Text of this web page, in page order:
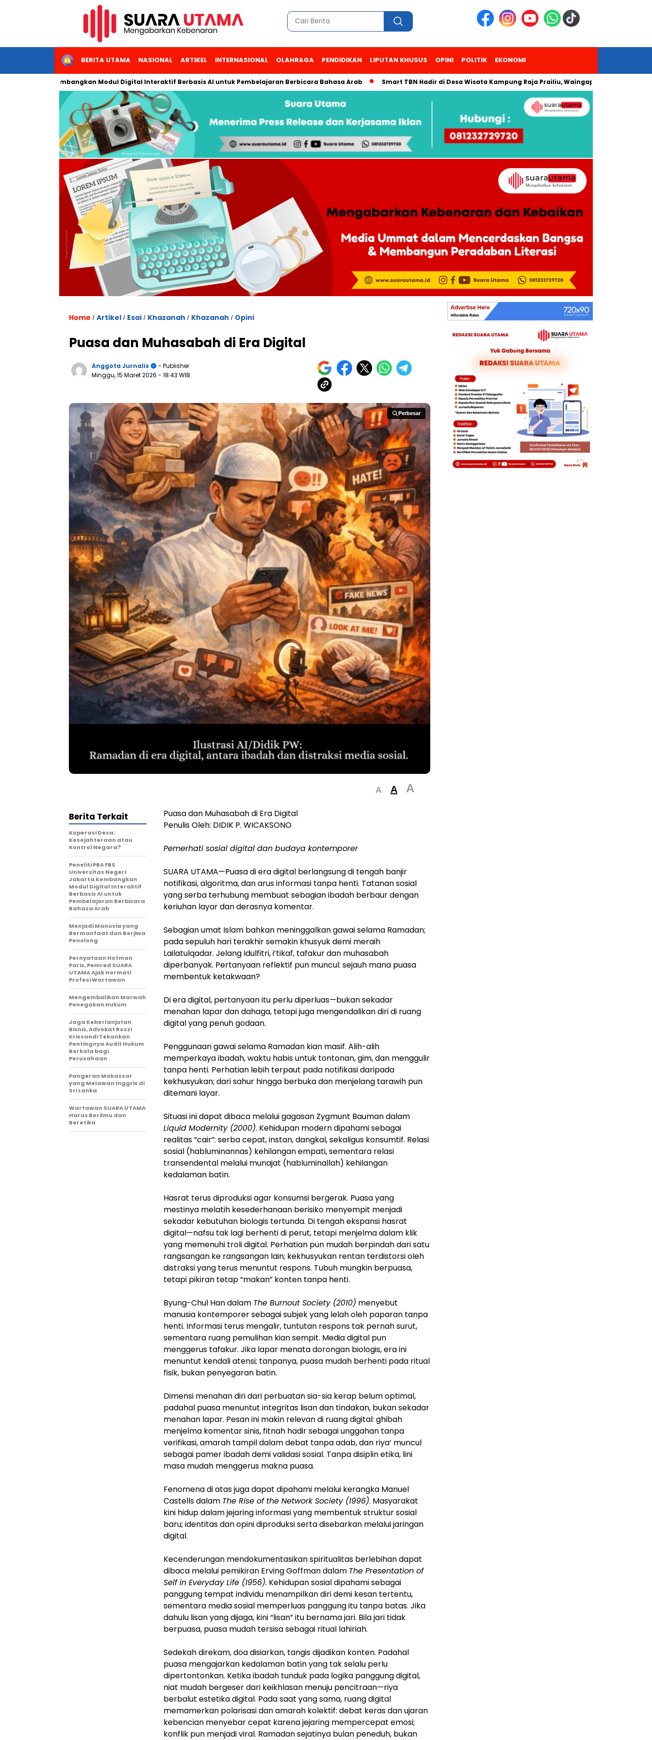
HOMEBERITA UTAMA NASIONAL ARTIKEL INTERNASIONAL OLAHRAGA PENDIDIKAN LIPUTAN KHUSUS OPINI POLITIK EKONOMI
Kembangkan Modul Digital Interaktif Berbasis AI untuk Pembelajaran Berbicara Bahasa Arab Smart TBN Hadir di Desa Wisata Kampung Raja Prailiu, Waingapu! Dua Pendaki
Home / Artikel / Esai / Khazanah / Khazanah / Opini
Puasa dan Muhasabah di Era Digital
Anggota Jurnalis
- Publisher
Minggu, 15 Maret 2026 - 18:43 WIB
Perbesar
Perbesar
A A A
Puasa dan Muhasabah di Era Digital
Penulis Oleh: DIDIK P. WICAKSONO
Pemerhati sosial digital dan budaya kontemporer
SUARA UTAMA—Puasa di era digital berlangsung di tengah banjir
notifikasi, algoritma, dan arus informasi tanpa henti. Tatanan sosial
yang serba terhubung membuat sebagian ibadah berbaur dengan
keriuhan layar dan derasnya komentar.
Sebagian umat Islam bahkan meninggalkan gawai selama Ramadan;
pada sepuluh hari terakhir semakin khusyuk demi meraih
Lailatulqadar. Jelang Idulfitri, i’tikaf, tafakur dan muhasabah
diperbanyak. Pertanyaan reflektif pun muncul: sejauh mana puasa
membentuk ketakwaan?
Di era digital, pertanyaan itu perlu diperluas—bukan sekadar
menahan lapar dan dahaga, tetapi juga mengendalikan diri di ruang
digital yang penuh godaan.
Penggunaan gawai selama Ramadan kian masif. Alih-alih
memperkaya ibadah, waktu habis untuk tontonan, gim, dan menggulir
tanpa henti. Perhatian lebih terpaut pada notifikasi daripada
kekhusyukan; dari sahur hingga berbuka dan menjelang tarawih pun
ditemani layar.
Situasi ini dapat dibaca melalui gagasan Zygmunt Bauman dalam
Liquid Modernity (2000). Kehidupan modern dipahami sebagai
realitas “cair”: serba cepat, instan, dangkal, sekaligus konsumtif. Relasi
sosial (habluminannas) kehilangan empati, sementara relasi
transendental melalui munajat (habluminallah) kehilangan
kedalaman batin.
Hasrat terus diproduksi agar konsumsi bergerak. Puasa yang
mestinya melatih kesederhanaan berisiko menyempit menjadi
sekadar kebutuhan biologis tertunda. Di tengah ekspansi hasrat
digital—nafsu tak lagi berhenti di perut, tetapi menjelma dalam klik
yang memenuhi troli digital. Perhatian pun mudah berpindah dari satu
rangsangan ke rangsangan lain; kekhusyukan rentan terdistorsi oleh
distraksi yang terus menuntut respons. Tubuh mungkin berpuasa,
tetapi pikiran tetap “makan” konten tanpa henti.
Byung-Chul Han dalam The Burnout Society (2010) menyebut
manusia kontemporer sebagai subjek yang lelah oleh paparan tanpa
henti. Informasi terus mengalir, tuntutan respons tak pernah surut,
sementara ruang pemulihan kian sempit. Media digital pun
menggerus tafakur. Jika lapar menata dorongan biologis, era ini
menuntut kendali atensi; tanpanya, puasa mudah berhenti pada ritual
fisik, bukan penyegaran batin.
Dimensi menahan diri dari perbuatan sia-sia kerap belum optimal,
padahal puasa menuntut integritas lisan dan tindakan, bukan sekadar
menahan lapar. Pesan ini makin relevan di ruang digital: ghibah
menjelma komentar sinis, fitnah hadir sebagai unggahan tanpa
verifikasi, amarah tampil dalam debat tanpa adab, dan riya’ muncul
sebagai pamer ibadah demi validasi sosial. Tanpa disiplin etika, lini
masa mudah menggerus makna puasa.
Fenomena di atas juga dapat dipahami melalui kerangka Manuel
Castells dalam The Rise of the Network Society (1996). Masyarakat
kini hidup dalam jejaring informasi yang membentuk struktur sosial
baru; identitas dan opini diproduksi serta disebarkan melalui jaringan
digital.
Kecenderungan mendokumentasikan spiritualitas berlebihan dapat
dibaca melalui pemikiran Erving Goffman dalam The Presentation of
Self in Everyday Life (1956). Kehidupan sosial dipahami sebagai
panggung tempat individu menampilkan diri demi kesan tertentu,
sementara media sosial memperluas panggung itu tanpa batas. Jika
dahulu lisan yang dijaga, kini “lisan” itu bernama jari. Bila jari tidak
berpuasa, puasa mudah tersisa sebagai ritual lahiriah.
Sedekah direkam, doa disiarkan, tangis dijadikan konten. Padahal
puasa mengajarkan kedalaman batin yang tak selalu perlu
dipertontonkan. Ketika ibadah tunduk pada logika panggung digital,
niat mudah bergeser dari keikhlasan menuju pencitraan—riya
berbalut estetika digital. Pada saat yang sama, ruang digital
memamerkan polarisasi dan amarah kolektif: debat keras dan ujaran
kebencian menyebar cepat karena jejaring mempercepat emosi;
konflik pun menjadi viral. Ramadan sejatinya bulan peneduh, bukan
Berita Terkait
Koperasi Desa:
Kesejahteraan atau
Kontrol Negara?
Peneliti PBA FBS
Universitas Negeri
Jakarta Kembangkan
Modul Digital Interaktif
Berbasis AI untuk
Pembelajaran Berbicara
Bahasa Arab
Menjadi Manusia yang
Bermanfaat dan Berjiwa
Penolong
Pernyataan Hotman
Paris, Pemred SUARA
UTAMA Ajak Hormati
Profesi Wartawan
Mengembalikan Marwah
Penegakan Hukum
Jaga Keberlanjutan
Bisnis, Advokat Roszi
Krissandi Tekankan
Pentingnya Audit Hukum
Berkala bagi
Perusahaan
Pangeran Makassar
yang Melawan Inggris di
Sri Lanka
Wartawan SUARA UTAMA
Harus Berilmu dan
Beretika